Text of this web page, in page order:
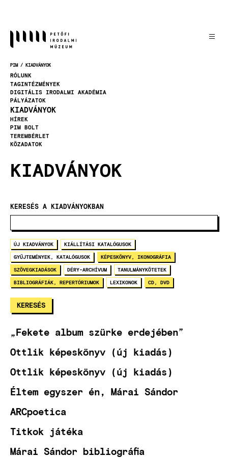
MORZSA
PIM KIADVÁNYOK
RÓLUNK
TAGINTÉZMÉNYEK
DIGITÁLIS IRODALMI AKADÉMIA
PÁLYÁZATOK
KIADVÁNYOK
HÍREK
PIM BOLT
TEREMBÉRLET
KÖZADATOK
KIADVÁNYOK
KERESÉS A KIADVÁNYOKBAN
ÚJ KIADVÁNYOK KIÁLLÍTÁSI KATALÓGUSOK
GYŰJTEMÉNYEK, KATALÓGUSOK KÉPESKÖNYV, IKONOGRÁFIA
SZÖVEGKIADÁSOK DÉRY-ARCHÍVUM TANULMÁNYKÖTETEK
BIBLIOGRÁFIÁK, REPERTÓRIUMOK LEXIKONOK CD, DVD
„Fekete album szürke erdejében”
Ottlik képeskönyv (új kiadás)
Ottlik képeskönyv (új kiadás)
Éltem egyszer én, Márai Sándor
ARCpoetica
Titkok játéka
Márai Sándor bibliográfia